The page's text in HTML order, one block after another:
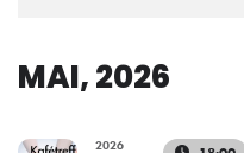
MAI, 2026
2026